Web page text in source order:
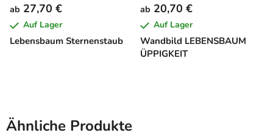
Lebensbaum Sternenstaub
ab 27,70 €
Auf Lager
Wandbild LEBENSBAUM
ÜPPIGKEIT
ab 20,70 €
Auf Lager
Ähnliche Produkte